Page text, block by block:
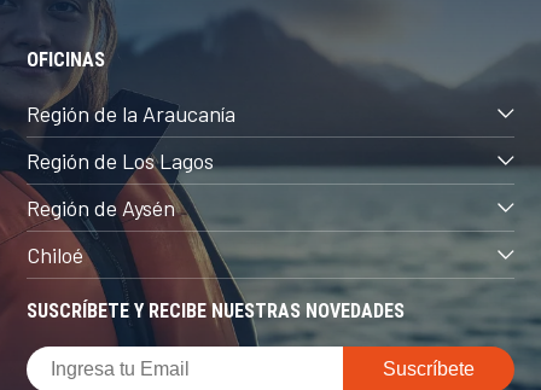
SUSCRÍBETE Y RECIBE NUESTRAS NOVEDADES
OFICINAS
Región de la Araucanía
Región de Los Lagos
Región de Aysén
Chiloé